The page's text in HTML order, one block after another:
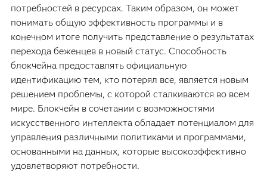
потребностей в ресурсах. Таким образом, он может
понимать общую эффективность программы и в
конечном итоге получить представление о результатах
перехода беженцев в новый статус. Способность
блокчейна предоставлять официальную
идентификацию тем, кто потерял все, является новым
решением проблемы, с которой сталкиваются во всем
мире. Блокчейн в сочетании с возможностями
искусственного интеллекта обладает потенциалом для
управления различными политиками и программами,
основанными на данных, которые высокоэффективно
удовлетворяют потребности.